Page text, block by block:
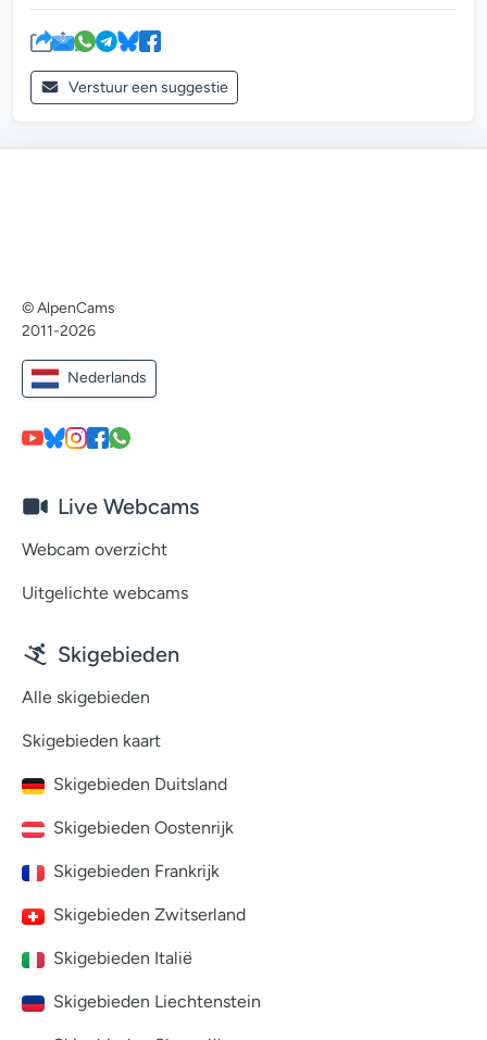
Verstuur een suggestie
© AlpenCams
2011-2026
Nederlands
Live Webcams
Webcam overzicht
Uitgelichte webcams
Skigebieden
Alle skigebieden
Skigebieden kaart
Skigebieden Duitsland
Skigebieden Oostenrijk
Skigebieden Frankrijk
Skigebieden Zwitserland
Skigebieden Italië
Skigebieden Liechtenstein